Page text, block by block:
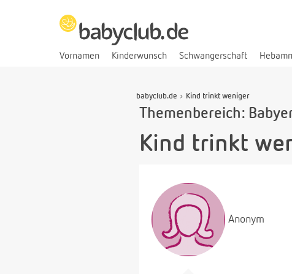
Vornamen Kinderwunsch Schwangerschaft
babyclub.de Kind trinkt weniger
Themenbereich:
Kind trinkt
Anonym